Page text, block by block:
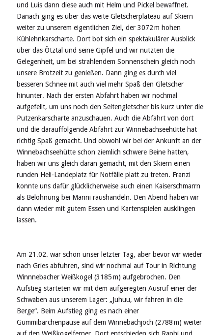
und Luis dann diese auch mit Helm und Pickel bewaffnet.
Danach ging es über das weite Gletscherplateau auf Skiern
weiter zu unserem eigentlichen Ziel, der 3072 m hohen
Kühlehnkarscharte. Dort bot sich ein spektakulärer Ausblick
über das Ötztal und seine Gipfel und wir nutzten die
Gelegenheit, um bei strahlendem Sonnenschein gleich noch
unsere Brotzeit zu genießen. Dann ging es durch viel
besseren Schnee mit auch viel mehr Spaß den Gletscher
hinunter. Nach der ersten Abfahrt haben wir nochmal
aufgefellt, um uns noch den Seitengletscher bis kurz unter die
Putzenkarscharte anzuschauen. Auch die Abfahrt von dort
und die darauffolgende Abfahrt zur Winnebachseehütte hat
richtig Spaß gemacht. Und obwohl wir bei der Ankunft an der
Winnebachseehütte schon ziemlich schwere Beine hatten,
haben wir uns gleich daran gemacht, mit den Skiern einen
runden Heli-Landeplatz für Notfälle platt zu treten. Franzi
konnte uns dafür glücklicherweise auch einen Kaiserschmarrn
als Belohnung bei Manni raushandeln. Den Abend haben wir
dann wieder mit gutem Essen und Kartenspielen ausklingen
lassen.
Am 21.02. war schon unser letzter Tag, aber bevor wir wieder
nach Gries abfuhren, sind wir nochmal auf Tour in Richtung
Winnnebacher Weißkogel (3185 m) aufgebrochen. Den
Aufstieg starteten wir mit dem aufgeregten Ausruf einer der
Schwaben aus unserem Lager: „Juhuu, wir fahren in die
Berge“. Beim Aufstieg ging es nach einer
Gummibärchenpause auf dem Winnebachjoch (2788 m) weiter
auf den Weißkogelferner. Dort entschieden sich Raphi und